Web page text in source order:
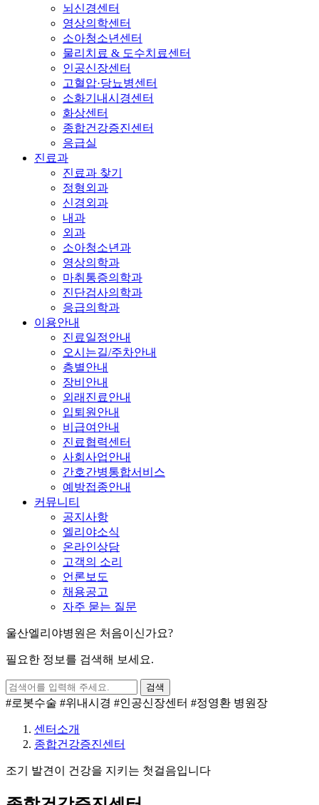
뇌신경센터
영상의학센터
소아청소년센터
물리치료 & 도수치료센터
인공신장센터
고혈압·당뇨병센터
소화기내시경센터
화상센터
종합건강증진센터
응급실
진료과
진료과 찾기
정형외과
신경외과
내과
외과
소아청소년과
영상의학과
마취통증의학과
진단검사의학과
응급의학과
이용안내
진료일정안내
오시는길/주차안내
층별안내
장비안내
외래진료안내
입퇴원안내
비급여안내
진료협력센터
사회사업안내
간호간병통합서비스
예방접종안내
커뮤니티
공지사항
엘리야소식
온라인상담
고객의 소리
언론보도
채용공고
자주 묻는 질문
울산엘리야병원은 처음이신가요?
필요한 정보를 검색해 보세요.
검색
#로봇수술 #위내시경 #인공신장센터 #정영환 병원장
센터소개
종합건강증진센터
조기 발견이 건강을 지키는 첫걸음입니다